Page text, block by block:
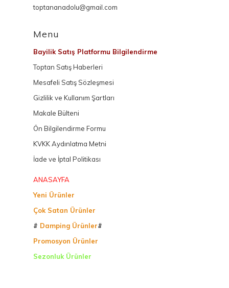
toptananadolu@gmail.com
Menu
Bayilik Satış Platformu Bilgilendirme
Toptan Satış Haberleri
Mesafeli Satış Sözleşmesi
Gizlilik ve Kullanım Şartları
Makale Bülteni
Ön Bilgilendirme Formu
KVKK Aydınlatma Metni
İade ve İptal Politikası
ANASAYFA
Yeni Ürünler
Çok Satan Ürünler
# Damping Ürünler#
Promosyon Ürünler
Sezonluk Ürünler